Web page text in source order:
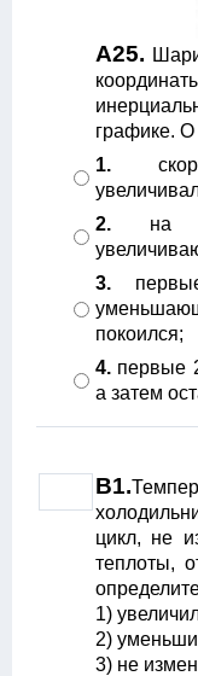
А25.
графике. О
1.
2. на
3.
покоился;
4. первые
а затем
B1.
цикл, не
теплоты,
1)
2)
3) не